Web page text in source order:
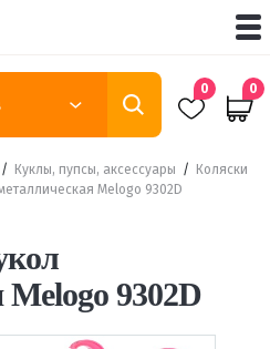
0 0
/ Куклы, пупсы, аксессуары /
Коляски
Melogo 9302D
9302D